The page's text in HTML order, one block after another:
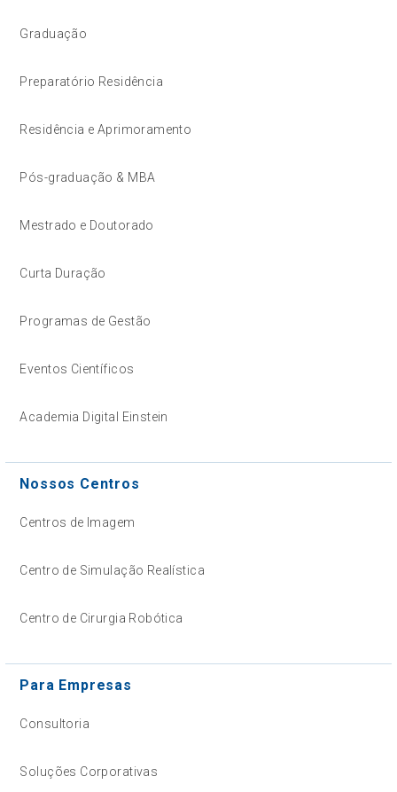
Graduação
Preparatório Residência
Residência e Aprimoramento
Pós-graduação & MBA
Mestrado e Doutorado
Curta Duração
Programas de Gestão
Eventos Científicos
Academia Digital Einstein
Nossos Centros
Centros de Imagem
Centro de Simulação Realística
Centro de Cirurgia Robótica
Para Empresas
Consultoria
Soluções Corporativas